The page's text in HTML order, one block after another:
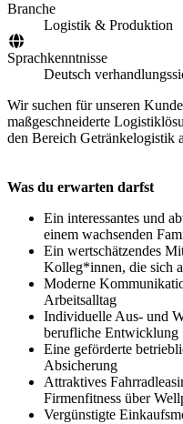
Branche
Logistik & Produktion
Sprachkenntnisse
Deutsch
Wir suchen für unseren
maßgeschneiderte
den Bereich Getränkelogistik
Was du erwarten darfst
Ein interessantes und
einem wachsenden
Ein wertschätzendes
Kolleg*innen, die sich
Moderne
Arbeitsalltag
Individuelle Aus- und
berufliche Entwicklung
Eine geförderte
Absicherung
Attraktives
Firmenfitness über
Vergünstigte